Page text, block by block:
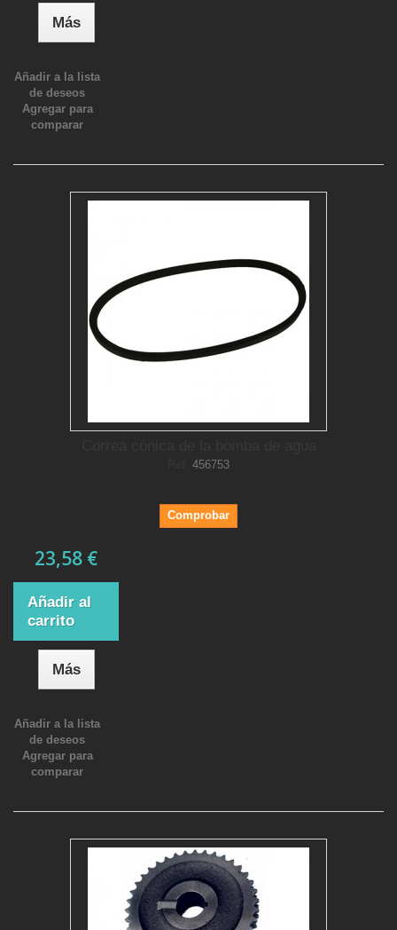
Más
Añadir a la lista
de deseos
Agregar para
comparar
456753
Comprobar
23,58 €
Añadir al
carrito
Más
Añadir a la lista
de deseos
Agregar para
comparar